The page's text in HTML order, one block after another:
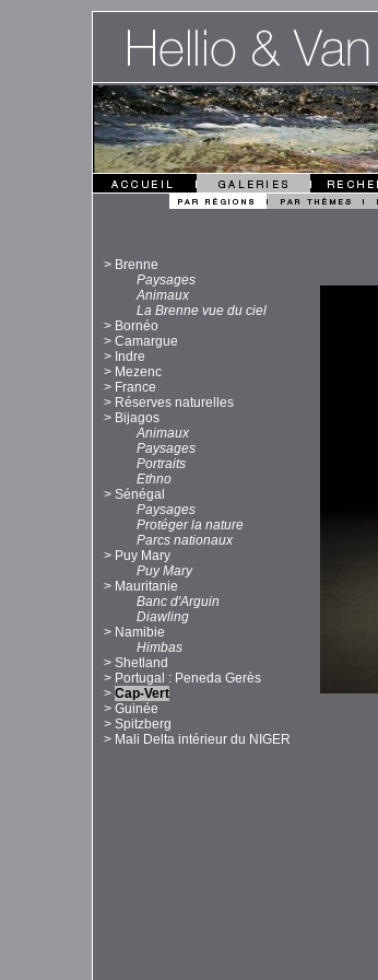
> Brenne
Paysages
Animaux
La Brenne vue du ciel
> Bornéo
> Camargue
> Indre
> Mezenc
> France
> Réserves naturelles
> Bijagos
Animaux
Paysages
Portraits
Ethno
> Sénégal
Paysages
Protéger la nature
Parcs nationaux
> Puy Mary
Puy Mary
> Mauritanie
Banc d'Arguin
Diawling
> Namibie
Himbas
> Shetland
> Portugal : Peneda Gerès
> Cap-Vert
> Guinée
> Spitzberg
> Mali Delta intérieur du NIGER